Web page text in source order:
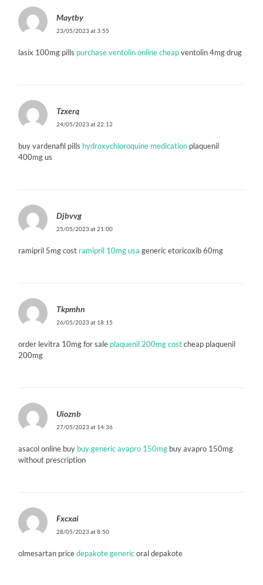
Maytby
23/05/2023 at 3:55
lasix 100mg pills purchase ventolin online cheapventolin 4mg drug
Tzxerq
24/05/2023 at 22:12
buy vardenafil pills hydroxychloroquine medication plaquenil
400mg us
Djbvvg
25/05/2023 at 21:00
ramipril 5mg cost ramipril 10mg usa generic etoricoxib 60mg
Tkpmhn
26/05/2023 at 18:15
order levitra 10mg for sale plaquenil 200mg costcheap plaquenil
200mg
Uioznb
27/05/2023 at 14:36
asacol online buy buy generic avapro 150mg buy avapro 150mg
without prescription
Fxcxai
28/05/2023 at 8:50
olmesartan pricedepakote genericoral depakote